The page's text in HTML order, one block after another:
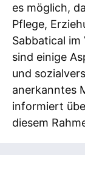
es möglich,
Pflege,
Sabbatical
sind einige
und
anerkanntes
informiert
diesem